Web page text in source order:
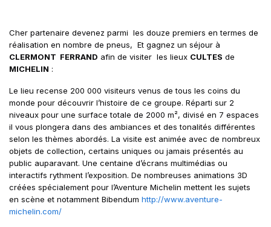
Cher partenaire devenez parmi les douze premiers en termes de
réalisation en nombre de pneus, Et gagnez un séjour à
CLERMONT FERRAND afin de visiter les lieux CULTES de
MICHELIN :
Le lieu recense 200 000 visiteurs venus de tous les coins du
monde pour découvrir l’histoire de ce groupe. Réparti sur 2
niveaux pour une surface totale de 2000 m², divisé en 7 espaces
il vous plongera dans des ambiances et des tonalités différentes
selon les thèmes abordés. La visite est animée avec de nombreux
objets de collection, certains uniques ou jamais présentés au
public auparavant. Une centaine d’écrans multimédias ou
interactifs rythment l’exposition. De nombreuses animations 3D
créées spécialement pour l’Aventure Michelin mettent les sujets
en scène et notamment Bibendum http://www.aventure-
michelin.com/